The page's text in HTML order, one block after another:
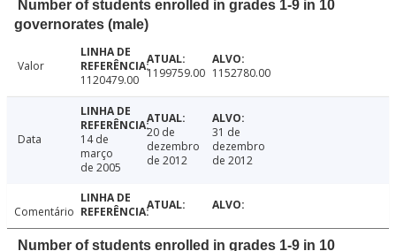
Number of students enrolled in grades 1-9 in 10
governorates (male)
Valor
1120479.00 1199759.00 1152780.00
Data
14 de
março
de 2005
20 de
dezembro
de 2012
31 de
dezembro
de 2012
Comentário
Number of students enrolled in grades 1-9 in 10